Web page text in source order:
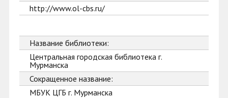
http://www.ol-cbs.ru/
Название библиотеки:
Центральная городская библиотека г.
Мурманска
Сокращенное название:
МБУК ЦГБ г. Мурманска